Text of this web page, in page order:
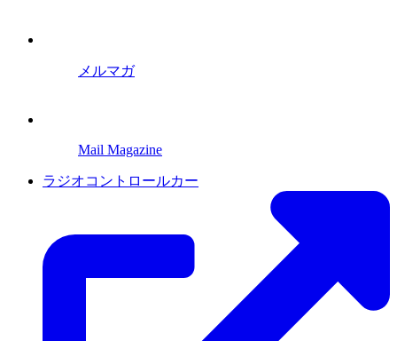
メルマガ
Mail Magazine
ラジオコントロールカー